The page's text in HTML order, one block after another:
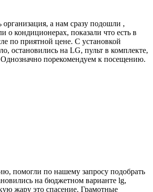
а нам сразу подошли ,
о кондиционерах, показали что есть в
по приятной цене. С установкой
остановились на LG, пульт в комплекте,
порекомендуем к посещению.
помогли по нашему запросу подобрать
на бюджетном варианте lg,
жару это спасение. Грамотные